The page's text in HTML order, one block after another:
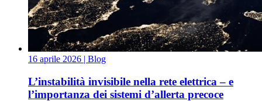
16 aprile 2026 | Blog
L’instabilità invisibile nella rete elettrica – e
l’importanza dei sistemi d’allerta precoce